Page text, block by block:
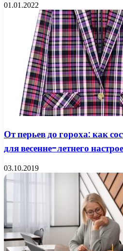
01.01.2022
От перьев до гороха: как
для весенне-летнего
03.10.2019